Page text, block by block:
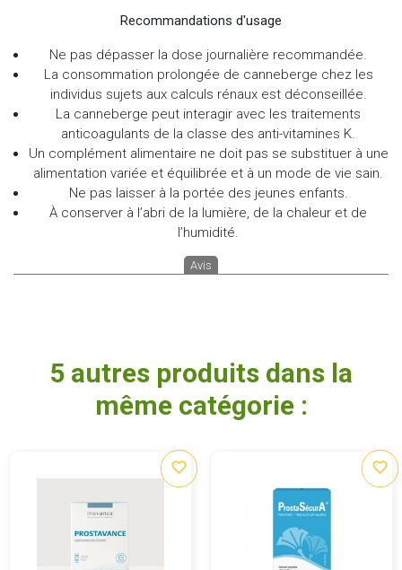
Recommandations d'usage
Ne pas dépasser la dose journalière recommandée.
La consommation prolongée de canneberge chez les
individus sujets aux calculs rénaux est déconseillée.
La canneberge peut interagir avec les traitements
anticoagulants de la classe des anti-vitamines K.
Un complément alimentaire ne doit pas se substituer à une
alimentation variée et équilibrée et à un mode de vie sain.
Ne pas laisser à la portée des jeunes enfants.
À conserver à l’abri de la lumière, de la chaleur et de
l’humidité.
Avis
5 autres produits dans la
même catégorie :
favorite_border favorite_border